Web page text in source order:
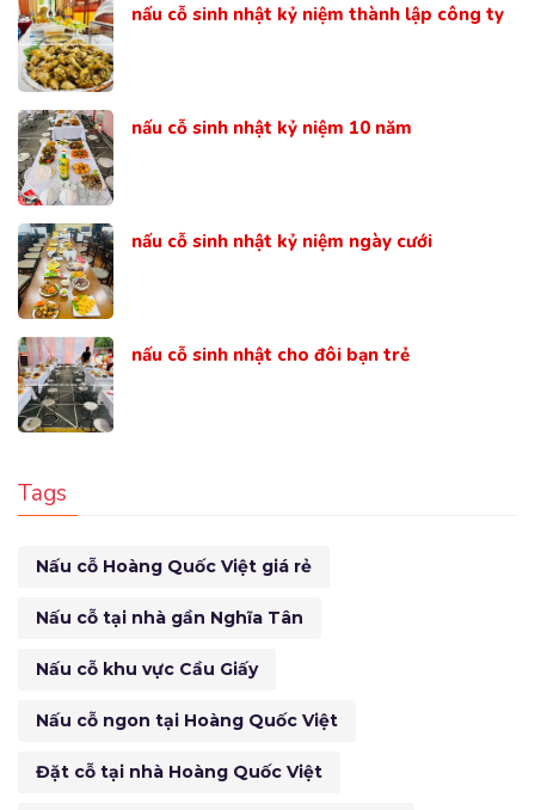
nấu cỗ sinh nhật kỷ niệm thành lập công ty
nấu cỗ sinh nhật kỷ niệm 10 năm
nấu cỗ sinh nhật kỷ niệm ngày cưới
nấu cỗ sinh nhật cho đôi bạn trẻ
Tags
Nấu cỗ Hoàng Quốc Việt giá rẻ
Nấu cỗ tại nhà gần Nghĩa Tân
Nấu cỗ khu vực Cầu Giấy
Nấu cỗ ngon tại Hoàng Quốc Việt
Đặt cỗ tại nhà Hoàng Quốc Việt